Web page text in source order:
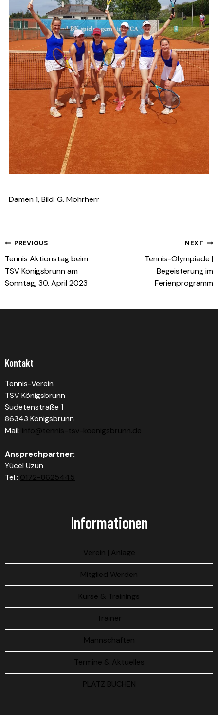
Damen 1, Bild: G. Mohrherr
Beitragsnavigation
PREVIOUS
Tennis Aktionstag beim
TSV Königsbrunn am
Sonntag, 30. April 2023
NEXT
Tennis-Olympiade |
Begeisterung im
Ferienprogramm
Kontakt
Tennis-Verein
TSV Königsbrunn
Sudetenstraße 1
86343 Königsbrunn
Mail: info@tennis-tsv-koenigsbrunn.de
Ansprechpartner:
Yücel Uzun
Tel.: 0172-8625445
Informationen
Verein | Anlage
Mitglied Werden
Kurse & Trainings
Trainer
Mannschaften
Termine & Aktuelles
PLATZ BUCHEN